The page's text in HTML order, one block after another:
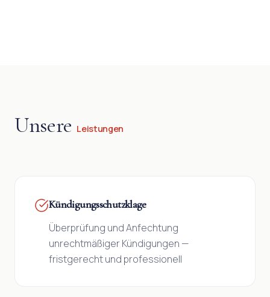
Unsere Leistungen
Kündigungsschutzklage
Überprüfung und Anfechtung
unrechtmäßiger Kündigungen —
fristgerecht und professionell